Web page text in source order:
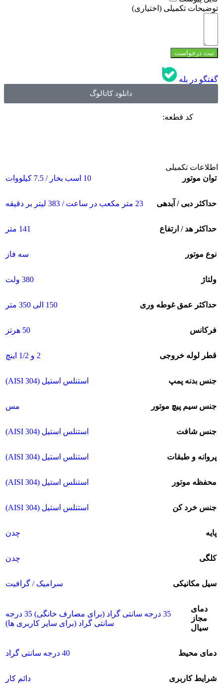
توضیحات تکمیلی (اختیاری)
ثبت درخواست
گفتگو در بله
دانلود کاتالوگ
کد قطعه:
اطلاعات تکمیلی
توان موتور
10 اسب بخار / 7.5 کیلووات
حداکثر دبی / آبدهی 23 متر مکعب در ساعت / 383 لیتر بر دقیقه
حداکثر هد / ارتفاع 141 متر
نوع موتور سه فاز
ولتاژ 380 ولت
حداکثر عمق غوطه وری 150 الی 350 متر
فرکانس 50 هرتز
قطر لوله خروجی 2 و 1/2 اینچ
جنس بدنه پمپ استنلس استیل (304 AISI)
جنس سیم پیچ موتور مس
جنس شافت استنلس استیل (304 AISI)
پروانه و طبقات استنلس استیل (304 AISI)
محفظه موتور استنلس استیل (304 AISI)
جنس خرد کن استنلس استیل (304 AISI)
پایه چدن
کلگی چدن
سیل مکانیکی سرامیک / گرافیت
دمای
مجاز
سیال
35 درجه سانتی گراد (برای مصارف خانگی) 35 درجه
سانتی گراد (برای سایر کاربری ها)
دمای محیط 40 درجه سانتی گراد
شرایط کاربری دائم کار